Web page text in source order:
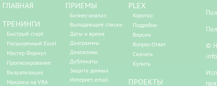
ГЛАВНАЯ
ТРЕНИНГИ
Быстрый старт
Расширенный Excel
Мастер Формул
Прогнозирование
Визуализация
Макросы на VBA
ПРИЕМЫ
Бизнес-анализ
Выпадающие списки
Даты и время
Диаграммы
Диапазоны
Дубликаты
Защита данных
Интернет, email
PLEX
Коротко
Подробно
Версии
Вопрос-Ответ
Скачать
Купить
ПРОЕКТЫ
©